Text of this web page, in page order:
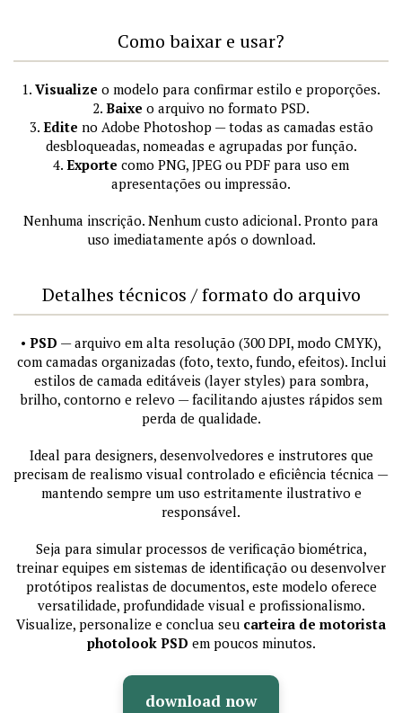
Como baixar e usar?
1. Visualize o modelo para confirmar estilo e proporções.
2. Baixe o arquivo no formato PSD.
3. Edite no Adobe Photoshop — todas as camadas estão
desbloqueadas, nomeadas e agrupadas por função.
4. Exporte como PNG, JPEG ou PDF para uso em
apresentações ou impressão.
Nenhuma inscrição. Nenhum custo adicional. Pronto para
uso imediatamente após o download.
Detalhes técnicos / formato do arquivo
• PSD — arquivo em alta resolução (300 DPI, modo CMYK),
com camadas organizadas (foto, texto, fundo, efeitos). Inclui
estilos de camada editáveis (layer styles) para sombra,
brilho, contorno e relevo — facilitando ajustes rápidos sem
perda de qualidade.
Ideal para designers, desenvolvedores e instrutores que
precisam de realismo visual controlado e eficiência técnica —
mantendo sempre um uso estritamente ilustrativo e
responsável.
Seja para simular processos de verificação biométrica,
treinar equipes em sistemas de identificação ou desenvolver
protótipos realistas de documentos, este modelo oferece
versatilidade, profundidade visual e profissionalismo.
Visualize, personalize e conclua seu carteira de motorista
photolook PSD em poucos minutos.
download now